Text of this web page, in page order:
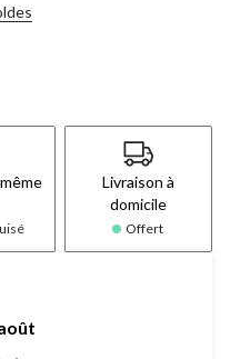
Livraison à
domicile
Offert